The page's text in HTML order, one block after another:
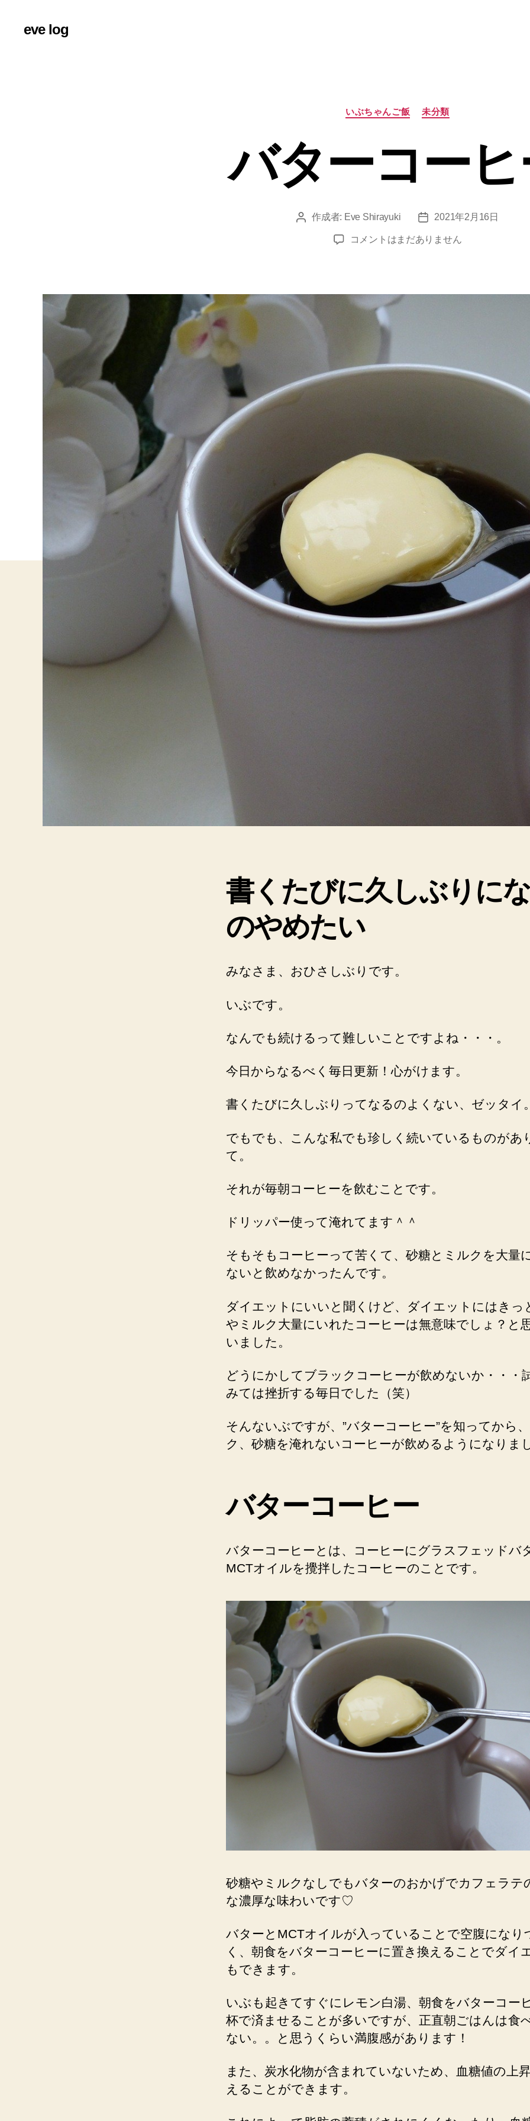
eve log
カ
テ
ー
いぶちゃんご飯 未分類
バターコーヒ
投
作成者: Eve Shirayuki
投
日
2021年2月16日
バ
ー
ヒ
コメントはまだありません
書くたびに久しぶりに
のやめたい
みなさま、おひさしぶりです。
いぶです。
なんでも続けるって難しいことですよね・・・。
今日からなるべく毎日更新！心がけます。
書くたびに久しぶりってなるのよくない、ゼッタイ
でもでも、こんな私でも珍しく続いているものがあ
て。
それが毎朝コーヒーを飲むことです。
ドリッパー使って淹れてます＾＾
そもそもコーヒーって苦くて、砂糖とミルクを大量
ないと飲めなかったんです。
ダイエットにいいと聞くけど、ダイエットにはきっ
やミルク大量にいれたコーヒーは無意味でしょ？と
いました。
どうにかしてブラックコーヒーが飲めないか・・・
みては挫折する毎日でした（笑）
そんないぶですが、”バターコーヒー”を知ってから
ク、砂糖を淹れないコーヒーが飲めるようになりま
バターコーヒー
バターコーヒーとは、コーヒーにグラスフェッドバ
MCTオイルを攪拌したコーヒーのことです。
砂糖やミルクなしでもバターのおかげでカフェラテ
な濃厚な味わいです♡
バターとMCTオイルが入っていることで空腹になり
く、朝食をバターコーヒーに置き換えることでダイ
もできます。
いぶも起きてすぐにレモン白湯、朝食をバターコー
杯で済ませることが多いですが、正直朝ごはんは食
ない。。と思うくらい満腹感があります！
また、炭水化物が含まれていないため、血糖値の上
えることができます。